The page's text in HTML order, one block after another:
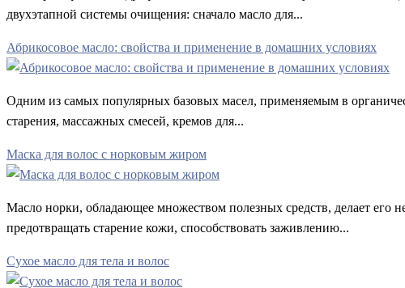
двухэтапной системы очищения: сначало масло для...
Абрикосовое масло: свойства и применение в домашних условиях
Одним из самых популярных базовых масел, применяемым в
старения, массажных смесей, кремов для...
Маска для волос с норковым жиром
Масло норки, обладающее множеством полезных средств, делает
предотвращать старение кожи, способствовать заживлению...
Сухое масло для тела и волос